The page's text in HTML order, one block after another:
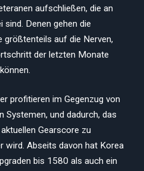
aufschließen, die an
Denen gehen die
größtenteils auf die Nerven,
der letzten Monate
profitieren im Gegenzug von
Systemen, und dadurch, das
Gearscore zu
wird. Abseits davon hat Korea
bis 1580 als auch ein